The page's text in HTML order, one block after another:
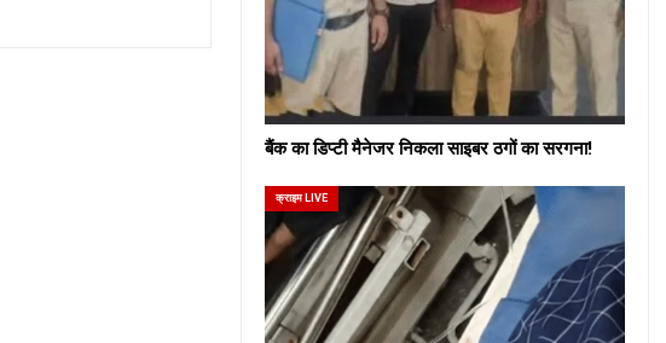
बैंक का डिप्टी मैनेजर निकला साइबर ठगों का सरगना!
क्राइम LIVE